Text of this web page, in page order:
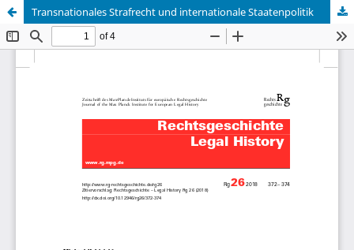
Transnationales Strafrecht und internationale Staatenpolitik